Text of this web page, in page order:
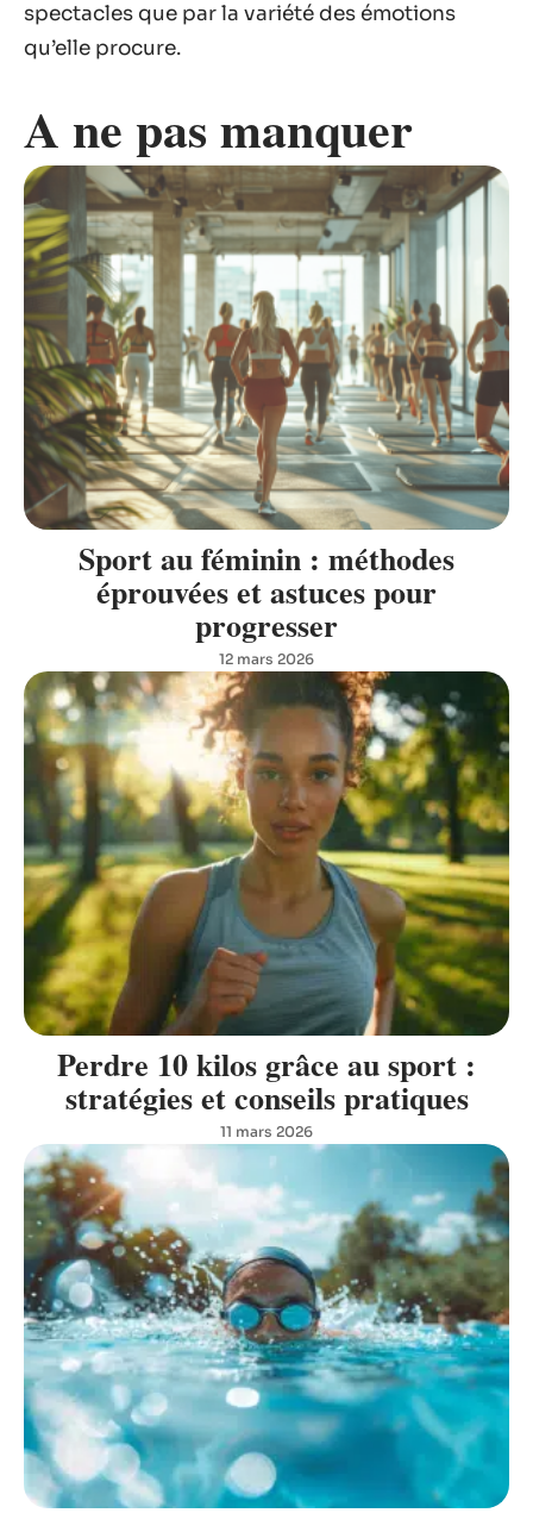
spectacles que par la variété des émotions
qu’elle procure.
A ne pas manquer
Sport au féminin : méthodes
éprouvées et astuces pour
progresser
12 mars 2026
Perdre 10 kilos grâce au sport :
stratégies et conseils pratiques
11 mars 2026